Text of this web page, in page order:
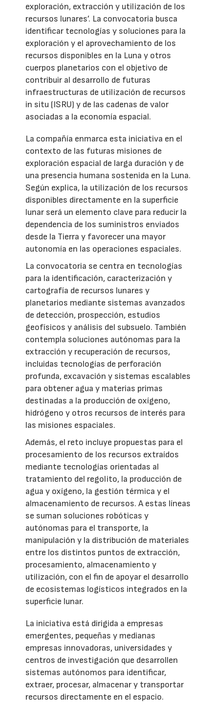
exploración, extracción y utilización de los
recursos lunares’. La convocatoria busca
identificar tecnologías y soluciones para la
exploración y el aprovechamiento de los
recursos disponibles en la Luna y otros
cuerpos planetarios con el objetivo de
contribuir al desarrollo de futuras
infraestructuras de utilización de recursos
in situ (ISRU) y de las cadenas de valor
asociadas a la economía espacial.
La compañía enmarca esta iniciativa en el
contexto de las futuras misiones de
exploración espacial de larga duración y de
una presencia humana sostenida en la Luna.
Según explica, la utilización de los recursos
disponibles directamente en la superficie
lunar será un elemento clave para reducir la
dependencia de los suministros enviados
desde la Tierra y favorecer una mayor
autonomía en las operaciones espaciales.
La convocatoria se centra en tecnologías
para la identificación, caracterización y
cartografía de recursos lunares y
planetarios mediante sistemas avanzados
de detección, prospección, estudios
geofísicos y análisis del subsuelo. También
contempla soluciones autónomas para la
extracción y recuperación de recursos,
incluidas tecnologías de perforación
profunda, excavación y sistemas escalables
para obtener agua y materias primas
destinadas a la producción de oxígeno,
hidrógeno y otros recursos de interés para
las misiones espaciales.
Además, el reto incluye propuestas para el
procesamiento de los recursos extraídos
mediante tecnologías orientadas al
tratamiento del regolito, la producción de
agua y oxígeno, la gestión térmica y el
almacenamiento de recursos. A estas líneas
se suman soluciones robóticas y
autónomas para el transporte, la
manipulación y la distribución de materiales
entre los distintos puntos de extracción,
procesamiento, almacenamiento y
utilización, con el fin de apoyar el desarrollo
de ecosistemas logísticos integrados en la
superficie lunar.
La iniciativa está dirigida a empresas
emergentes, pequeñas y medianas
empresas innovadoras, universidades y
centros de investigación que desarrollen
sistemas autónomos para identificar,
extraer, procesar, almacenar y transportar
recursos directamente en el espacio.